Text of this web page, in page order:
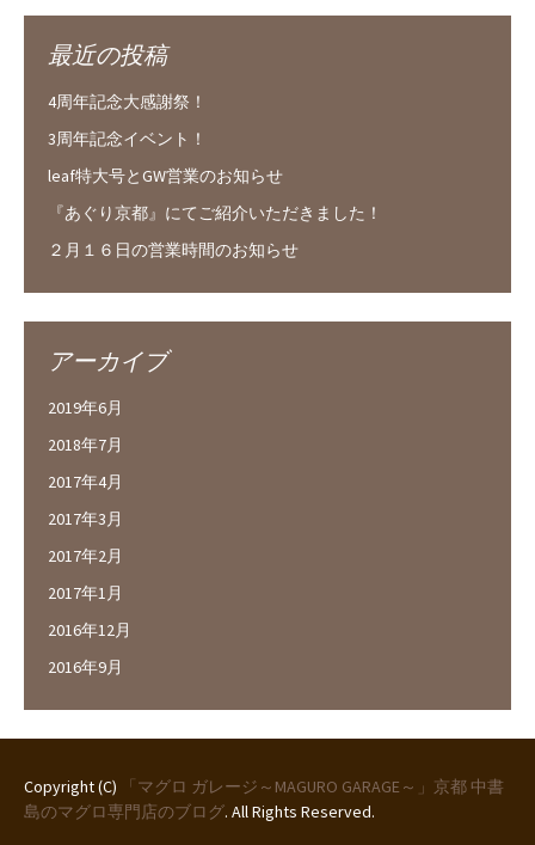
最近の投稿
4周年記念大感謝祭！
3周年記念イベント！
leaf特大号とGW営業のお知らせ
『あぐり京都』にてご紹介いただきました！
２月１６日の営業時間のお知らせ
アーカイブ
2019年6月
2018年7月
2017年4月
2017年3月
2017年2月
2017年1月
2016年12月
2016年9月
Copyright (C)
「マグロ ガレージ～MAGURO GARAGE～」京都 中書
島のマグロ専門店のブログ. All Rights Reserved.